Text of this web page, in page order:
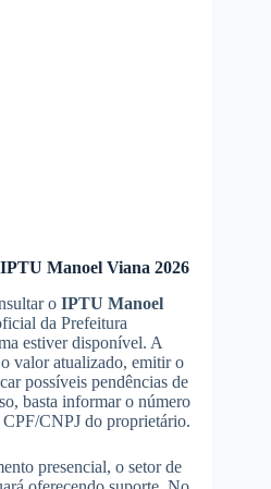
Manoel Viana 2026
o IPTU Manoel
da Prefeitura
estiver disponível. A
valor atualizado, emitir o
possíveis pendências de
basta informar o número
CNPJ do proprietário.
presencial, o setor de